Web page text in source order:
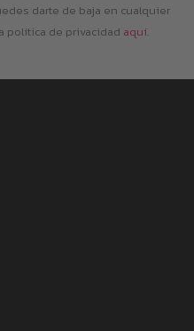
darte de baja en cualquier
política de privacidad aquí.